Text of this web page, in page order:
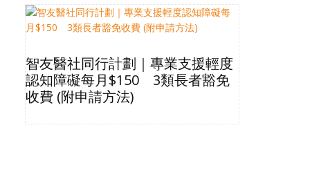
智友醫社同行計劃｜專業支援輕度
認知障礙每月$150 3類長者豁免
收費 (附申請方法)